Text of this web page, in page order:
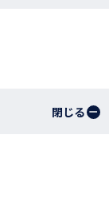
閉じる